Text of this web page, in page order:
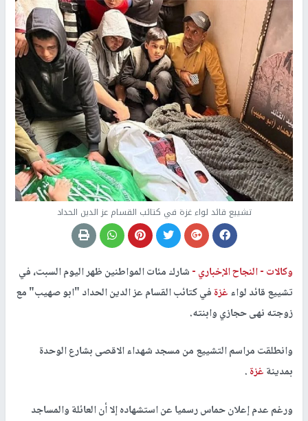
تشييع قائد لواء غزة في كتائب القسام عز الدين الحداد
وكالات -النجاح الإخباري -شارك مئات المواطنين ظهر اليوم السبت، في
تشييع قائد لواءغزةفي كتائب القسام عز الدين الحداد "ابو صهيب" مع
زوجته نهى حجازي وابنته.
وانطلقت مراسم التشييع من مسجد شهداء الاقصى بشارع الوحدة
بمدينةغزة.
ورغم عدم إعلان حماس رسميا عن استشهاده إلا أن العائلة والمساجد